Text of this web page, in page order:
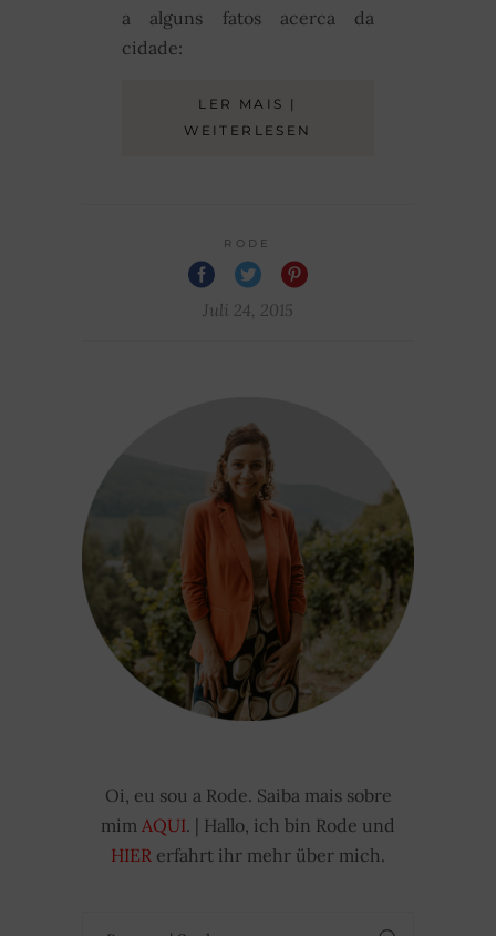
a alguns fatos acerca da
cidade:
LER MAIS |
WEITERLESEN
RODE
Juli 24, 2015
Oi, eu sou a Rode. Saiba mais sobre
mim AQUI. | Hallo, ich bin Rode und
HIER erfahrt ihr mehr über mich.